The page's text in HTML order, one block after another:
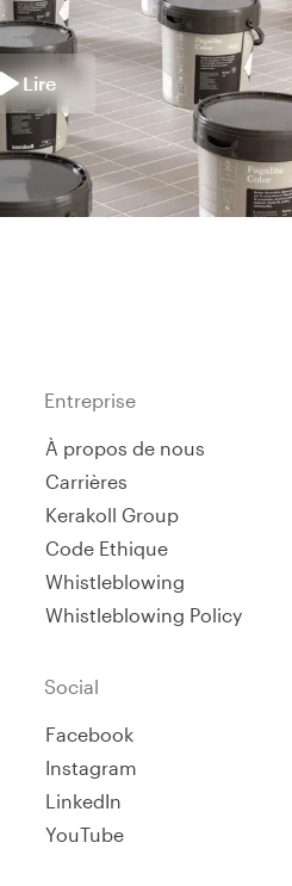
Lire
Entreprise
À propos de nous
Carrières
Kerakoll Group
Code Ethique
Whistleblowing
Whistleblowing Policy
Social
Facebook
Instagram
LinkedIn
YouTube